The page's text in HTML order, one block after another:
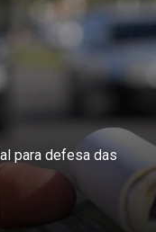
para defesa das